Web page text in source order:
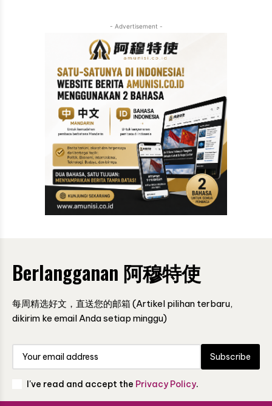
- Advertisement -
Berlangganan 阿穆特使
每周精选好文，直送您的邮箱 (Artikel pilihan terbaru,
dikirim ke email Anda setiap minggu)
Subscribe
I've read and accept the Privacy Policy.